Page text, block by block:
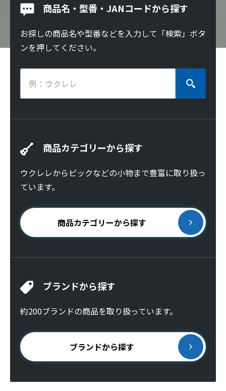
商品名・型番・JANコードから探す
お探しの商品名や型番などを入力して「検索」ボタ
ンを押してください。
商品カテゴリーから探す
ウクレレからピックなどの小物まで豊富に取り扱っ
ています。
商品カテゴリーから探す
ブランドから探す
約200ブランドの商品を取り扱っています。
ブランドから探す